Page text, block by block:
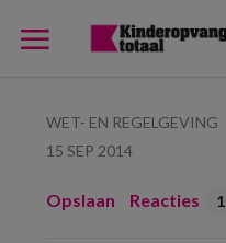
WET- EN REGELGEVING
15 SEP 2014
Opslaan Reacties 1